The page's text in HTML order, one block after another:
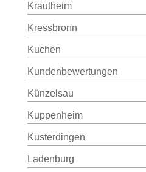
Krautheim
Kressbronn
Kuchen
Kundenbewertungen
Künzelsau
Kuppenheim
Kusterdingen
Ladenburg